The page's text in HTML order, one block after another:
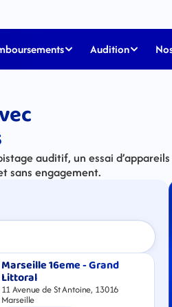
Audition
auditif, un essai
sans engagement.
Marseille 16eme - Grand
Littoral
11 Avenue de St Antoine, 13016
Marseille